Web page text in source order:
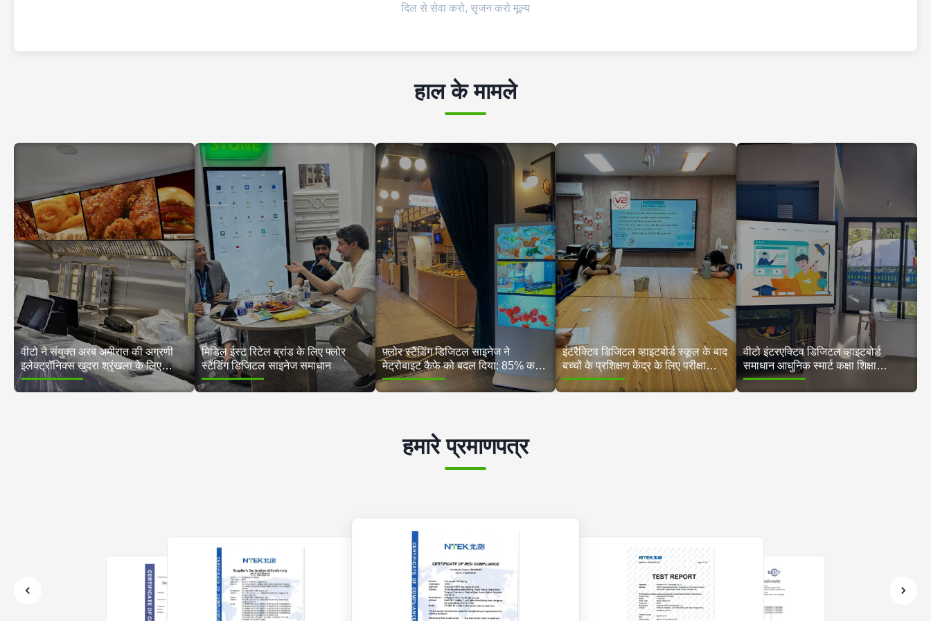
दिल से सेवा करो, सृजन करो मूल्य
हाल के मामले
वीटो ने संयुक्त अरब अमीरात की अग्रणी
इलेक्ट्रॉनिक्स खुदरा श्रृंखला के लिए
320+ वॉल माउंटेड डिजिटल साइनेज
डिस्प्ले तैनात किए
मिडिल ईस्ट रिटेल ब्रांड के लिए फ्लोर
स्टैंडिंग डिजिटल साइनेज समाधान
फ़्लोर स्टैंडिंग डिजिटल साइनेज ने
मेट्रोबाइट कैफे को बदल दिया: 85% कम
लागत, 45 स्टोर्स में 35% अधिक बिक्री
इंटरैक्टिव डिजिटल व्हाइटबोर्ड स्कूल के बाद
बच्चों के प्रशिक्षण केंद्र के लिए परीक्षा
प्रबंधन का मानकीकरण करता है
वीटो इंटरएक्टिव डिजिटल व्हाइटबोर्ड
समाधान आधुनिक स्मार्ट कक्षा शिक्षा
वातावरण को बदलता है
हमारे प्रमाणपत्र